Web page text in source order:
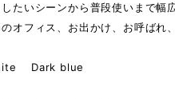
たいシーンから普段使いまで幅
のオフィス、お出かけ、お呼ばれ
Dark blue